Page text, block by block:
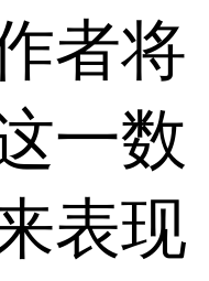
者将
一数
表现